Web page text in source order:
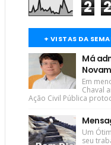
2
+ VISTAS DA
Má
Em
Chaval
Ação Civil Pública
Um
seu